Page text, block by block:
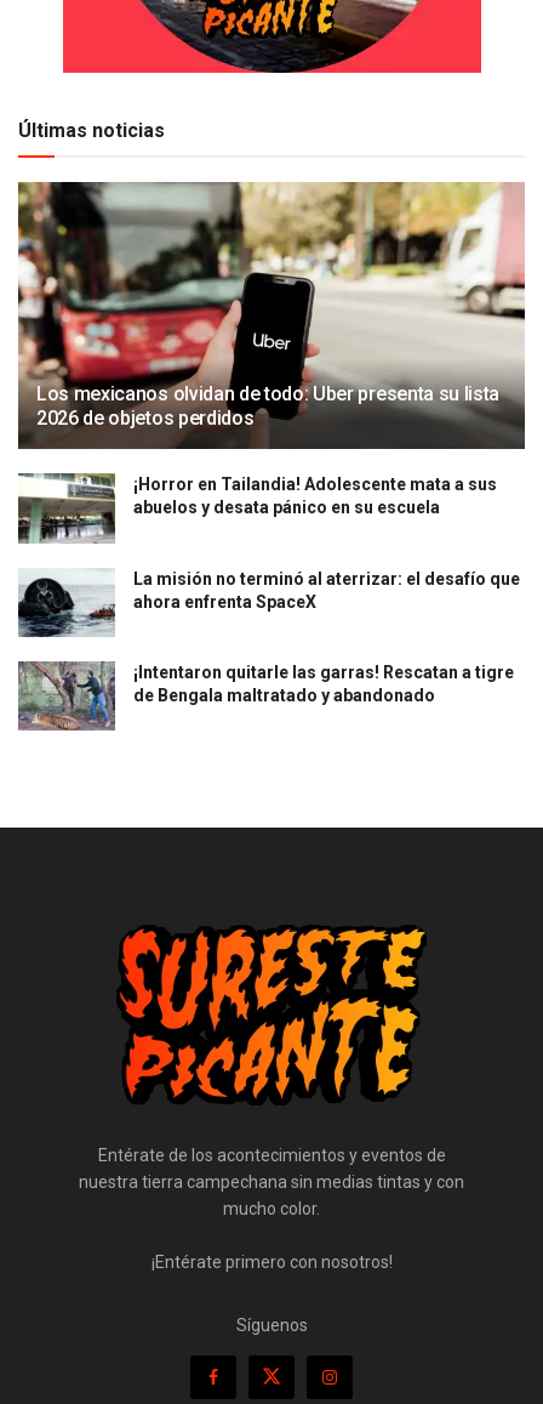
Últimas noticias
Los mexicanos olvidan de todo: Uber presenta su lista
2026 de objetos perdidos
¡Horror en Tailandia! Adolescente mata a sus
abuelos y desata pánico en su escuela
La misión no terminó al aterrizar: el desafío que
ahora enfrenta SpaceX
¡Intentaron quitarle las garras! Rescatan a tigre
de Bengala maltratado y abandonado
Entérate de los acontecimientos y eventos de
nuestra tierra campechana sin medias tintas y con
mucho color.
¡Entérate primero con nosotros!
Síguenos